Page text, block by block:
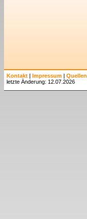
Kontakt | Impressum | Quellen
letzte Änderung: 12.07.2026